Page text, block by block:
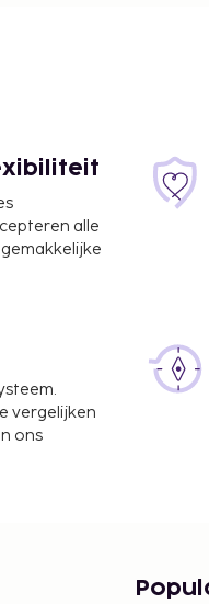
drankje
tot de
alle
vergelijken
ons